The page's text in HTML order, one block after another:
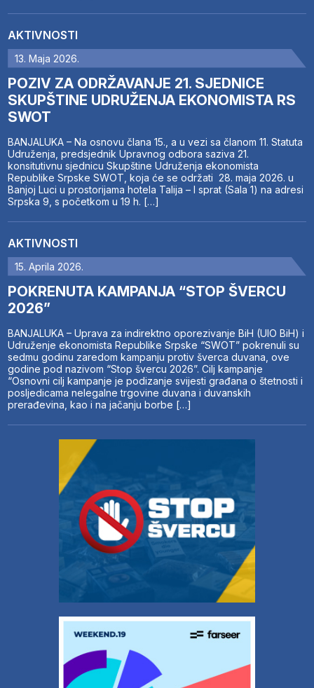
AKTIVNOSTI
13. Maja 2026.
POZIV ZA ODRŽAVANJE 21. SJEDNICE
SKUPŠTINE UDRUŽENJA EKONOMISTA RS
SWOT
BANJALUKA – Na osnovu člana 15., a u vezi sa članom 11. Statuta
Udruženja, predsjednik Upravnog odbora saziva 21.
konsitutivnu sjednicu Skupštine Udruženja ekonomista
Republike Srpske SWOT, koja će se održati 28. maja 2026. u
Banjoj Luci u prostorijama hotela Talija – I sprat (Sala 1) na adresi
Srpska 9, s početkom u 19 h. […]
AKTIVNOSTI
15. Aprila 2026.
POKRENUTA KAMPANJA “STOP ŠVERCU
2026”
BANJALUKA – Uprava za indirektno oporezivanje BiH (UIO BiH) i
Udruženje ekonomista Republike Srpske “SWOT” pokrenuli su
sedmu godinu zaredom kampanju protiv šverca duvana, ove
godine pod nazivom “Stop švercu 2026”. Cilj kampanje
“Osnovni cilj kampanje je podizanje svijesti građana o štetnosti i
posljedicama nelegalne trgovine duvana i duvanskih
prerađevina, kao i na jačanju borbe […]